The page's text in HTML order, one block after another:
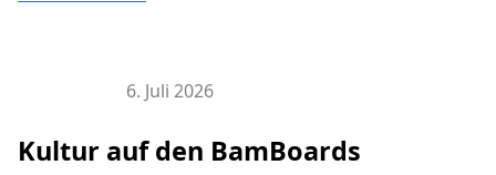
6. Juli 2026
Kultur auf den BamBoards